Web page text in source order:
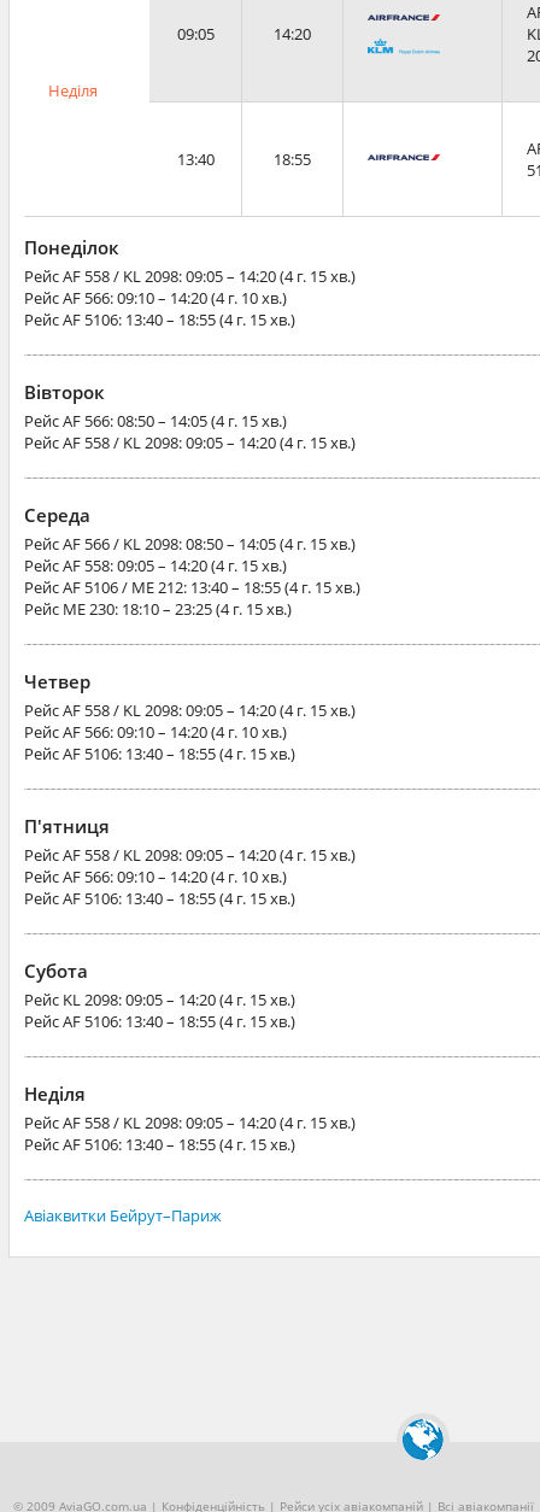
Неділя
09:05 14:20
13:40 18:55
Понеділок
РейсAF 558 / KL 2098: 09:05 – 14:20 (4 г. 15 хв.)
РейсAF 566: 09:10 – 14:20 (4 г. 10 хв.)
РейсAF 5106: 13:40 – 18:55 (4 г. 15 хв.)
Вівторок
РейсAF 566: 08:50 – 14:05 (4 г. 15 хв.)
РейсAF 558 / KL 2098: 09:05 – 14:20 (4 г. 15 хв.)
Середа
РейсAF 566 / KL 2098: 08:50 – 14:05 (4 г. 15 хв.)
РейсAF 558: 09:05 – 14:20 (4 г. 15 хв.)
РейсAF 5106 / ME 212: 13:40 – 18:55 (4 г. 15 хв.)
Рейс ME 230: 18:10 – 23:25 (4 г. 15 хв.)
Четвер
РейсAF 558 / KL 2098: 09:05 – 14:20 (4 г. 15 хв.)
РейсAF 566: 09:10 – 14:20 (4 г. 10 хв.)
РейсAF 5106: 13:40 – 18:55 (4 г. 15 хв.)
П'ятниця
РейсAF 558 / KL 2098: 09:05 – 14:20 (4 г. 15 хв.)
РейсAF 566: 09:10 – 14:20 (4 г. 10 хв.)
РейсAF 5106: 13:40 – 18:55 (4 г. 15 хв.)
Субота
Рейс KL 2098: 09:05 – 14:20 (4 г. 15 хв.)
РейсAF 5106: 13:40 – 18:55 (4 г. 15 хв.)
Неділя
РейсAF 558 / KL 2098: 09:05 – 14:20 (4 г. 15 хв.)
РейсAF 5106: 13:40 – 18:55 (4 г. 15 хв.)
Авіаквитки Бейрут–Париж
© 2009 AviaGO.com.ua | Конфіденційність| Рейси усіх авіакомпаній| Всі авіакомпанії